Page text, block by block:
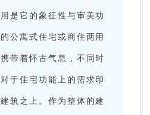
是它的象征性与审美功
公寓式住宅或商住两用
带着怀古气息，不同时
于住宅功能上的需求印
筑之上。作为整体的建